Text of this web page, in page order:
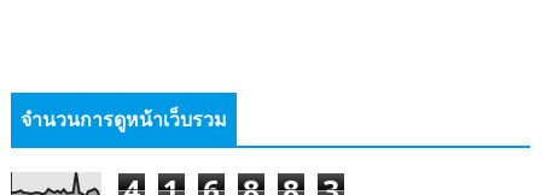
จำนวนการดูหน้าเว็บรวม